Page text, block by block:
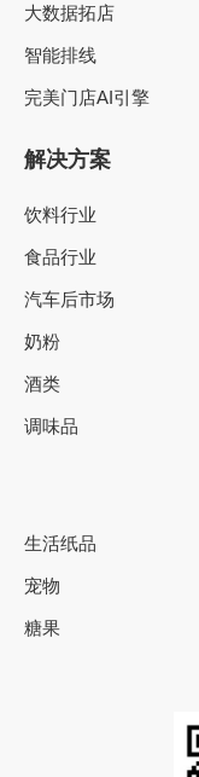
大数据拓店
智能排线
完美门店AI引擎
解决方案
饮料行业
食品行业
汽车后市场
奶粉
酒类
调味品
生活纸品
宠物
糖果